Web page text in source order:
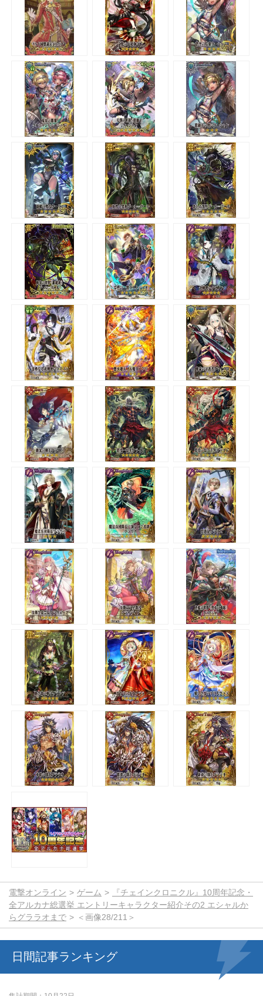
電撃オンライン ゲーム
『チェインクロニクル』10周年記念・
全アルカナ総選挙 エントリーキャラクター紹介その2 エシャルか
らグララオまで
＜画像28/211＞
日間記事ランキング